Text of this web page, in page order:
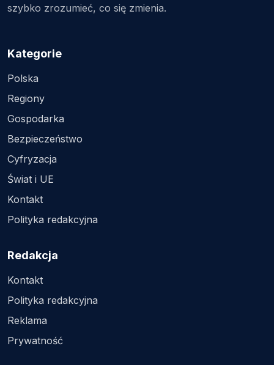
szybko zrozumieć, co się zmienia.
Kategorie
Polska
Regiony
Gospodarka
Bezpieczeństwo
Cyfryzacja
Świat i UE
Kontakt
Polityka redakcyjna
Redakcja
Kontakt
Polityka redakcyjna
Reklama
Prywatność